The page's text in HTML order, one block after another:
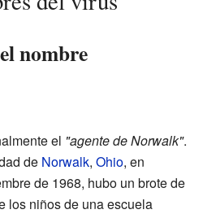
nombre
el "agente de Norwalk".
de Norwalk, Ohio, en
de 1968, hubo un brote de
los niños de una escuela